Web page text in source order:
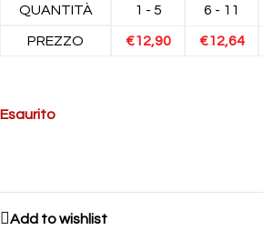
QUANTITÀ 1 - 5 6 - 11
PREZZO €12,90 €12,64
Esaurito
Add to wishlist